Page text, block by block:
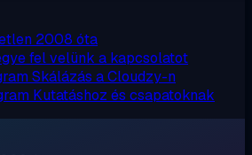
2008 óta
fel velünk a kapcsolatot
Skálázás a Cloudzy-n
Kutatáshoz és csapatoknak